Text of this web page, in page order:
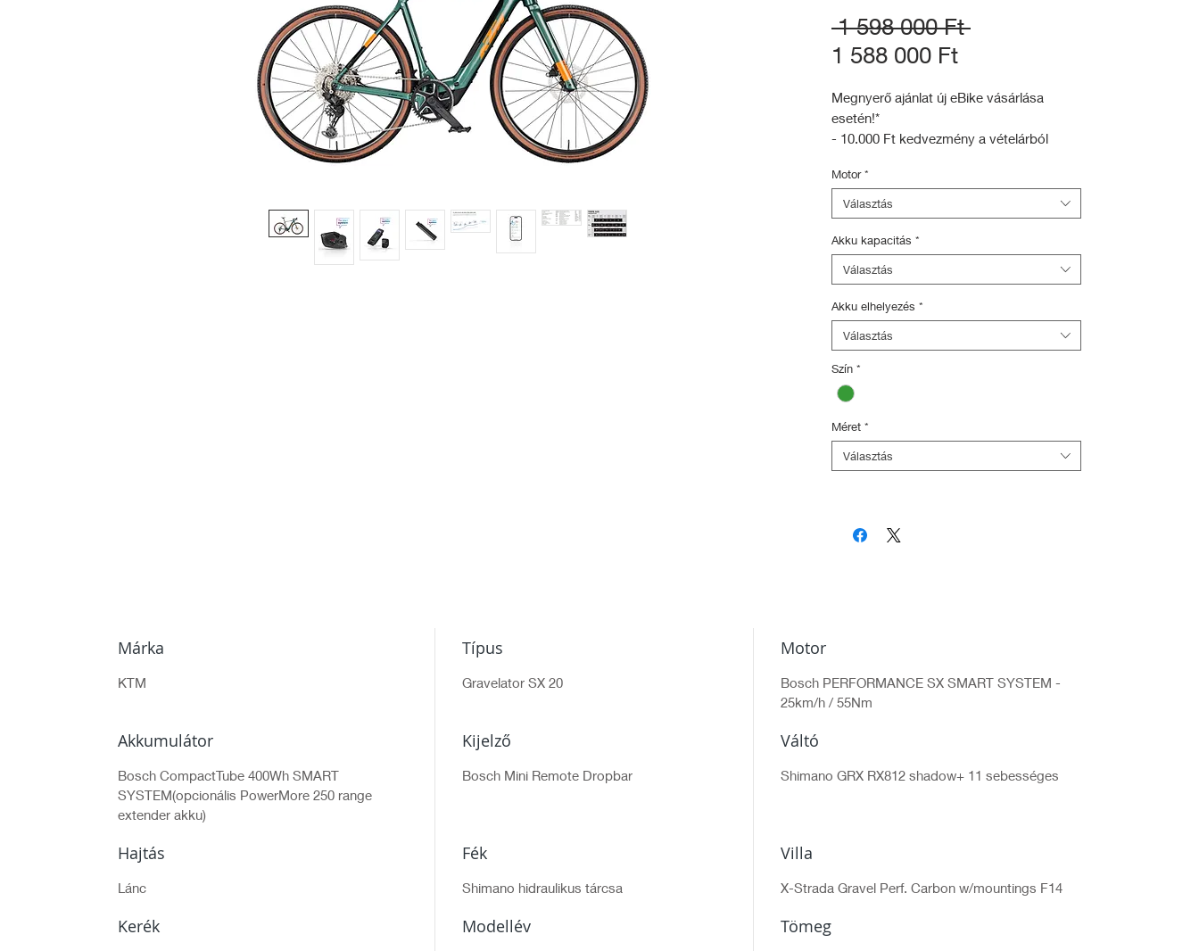
1 598 000 Ft Szokásos
1 588 000 FtAkciós
Megnyerő ajánlat új eBike vásárlása
esetén!*
- 10.000 Ft kedvezmény a vételárból
- Ingyenes beüzemelés (25.000Ft
értékben)
- Ajándék Bikesafe kerékpár törzskönyv
és rendőrségi adatbázis regisztráció
(5.000Ft értékben)
Motor *
Választás
Akku kapacitás *
Választás
Akku elhelyezés *
Választás
Szín *
Méret *
Választás
Márka
KTM
Típus
Gravelator SX 20
Motor
Bosch PERFORMANCE SX SMART SYSTEM -
25km/h / 55Nm
Akkumulátor
Bosch CompactTube 400Wh SMART
SYSTEM(opcionális PowerMore 250 range
extender akku)
Kijelző
Bosch Mini Remote Dropbar
Váltó
Shimano GRX RX812 shadow+ 11 sebességes
Hajtás
Lánc
Fék
Shimano hidraulikus tárcsa
Villa
X-Strada Gravel Perf. Carbon w/mountings F14
Kerék Modellév Tömeg